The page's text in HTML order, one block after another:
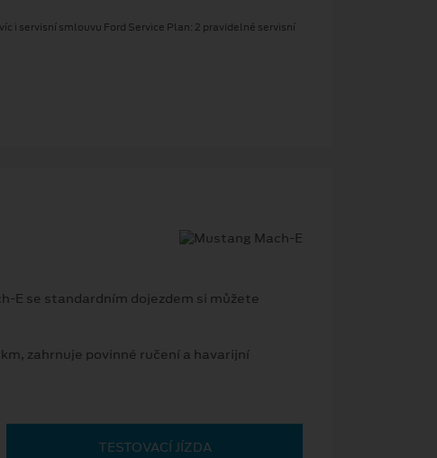
i servisní smlouvu Ford Service Plan: 2 pravidelné servisní
E se standardním dojezdem si můžete
zahrnuje povinné ručení a havarijní
TESTOVACÍ JÍZDA